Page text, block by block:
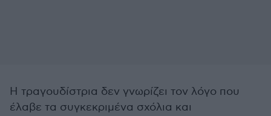
Η τραγουδίστρια δεν γνωρίζει τον λόγο που
έλαβε τα συγκεκριμένα σχόλια και